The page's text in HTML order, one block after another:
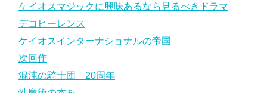
ケイオスマジックに興味あるなら見るべきドラマ
デコヒーレンス
ケイオスインターナショナルの帝国
次回作
混沌の騎士団 20周年